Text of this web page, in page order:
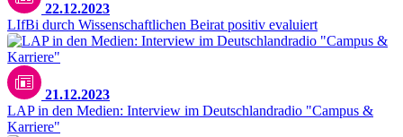
22.12.2023
LIfBi durch Wissenschaftlichen Beirat positiv evaluiert
21.12.2023
LAP in den Medien: Interview im Deutschlandradio "Campus &
Karriere"